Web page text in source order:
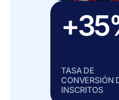
TASA DE
CONVERSIÓN
INSCRITOS